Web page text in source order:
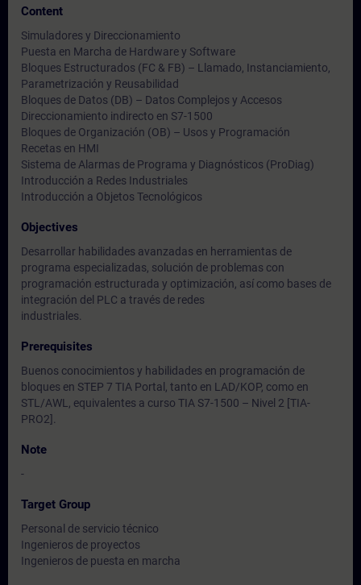
Content
Simuladores y Direccionamiento
Puesta en Marcha de Hardware y Software
Bloques Estructurados (FC & FB) – Llamado, Instanciamiento,
Parametrización y Reusabilidad
Bloques de Datos (DB) – Datos Complejos y Accesos
Direccionamiento indirecto en S7-1500
Bloques de Organización (OB) – Usos y Programación
Recetas en HMI
Sistema de Alarmas de Programa y Diagnósticos (ProDiag)
Introducción a Redes Industriales
Introducción a Objetos Tecnológicos
Objectives
Desarrollar habilidades avanzadas en herramientas de
programa especializadas, solución de problemas con
programación estructurada y optimización, así como bases de
integración del PLC a través de redes
industriales.
Prerequisites
Buenos conocimientos y habilidades en programación de
bloques en STEP 7 TIA Portal, tanto en LAD/KOP, como en
STL/AWL, equivalentes a curso TIA S7-1500 – Nivel 2 [TIA-
PRO2].
Note
-
Target Group
Personal de servicio técnico
Ingenieros de proyectos
Ingenieros de puesta en marcha